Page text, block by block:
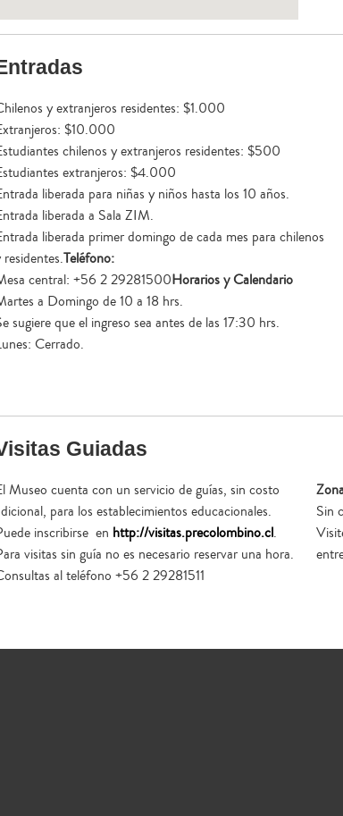
y extranjeros residentes: $1.000
$10.000
chilenos y extranjeros residentes: $500
extranjeros: $4.000
liberada para niñas y niños hasta los 10 años.
liberada a Sala ZIM.
liberada primer domingo de cada mes para chilenos
residentes.Teléfono:
central: +56 2 29281500Horarios y Calendario
a Domingo de 10 a 18 hrs.
sugiere que el ingreso sea antes de las 17:30 hrs.
Cerrado.
Guiadas
Museo cuenta con un servicio de guías, sin costo
para los establecimientos educacionales.
inscribirse en http://visitas.precolombino.cl.
visitas sin guía no es necesario reservar una hora.
al teléfono +56 2 29281511
Sin